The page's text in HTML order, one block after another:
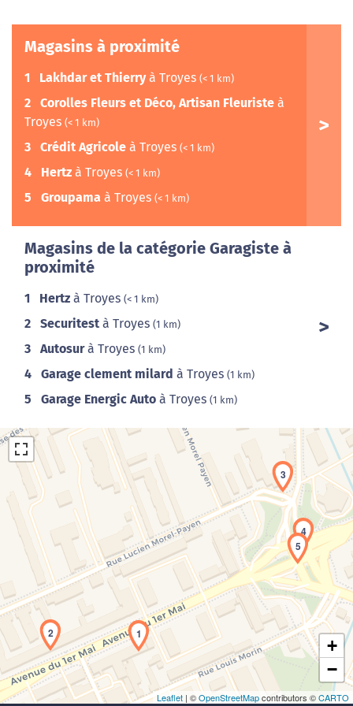
Magasins à proximité
1 Lakhdar et Thierryà Troyes (< 1 km)
2 Corolles Fleurs et Déco, Artisan Fleuriste à
Troyes (< 1 km)
3 Crédit Agricole à Troyes (< 1 km)
4 Hertz à Troyes (< 1 km)
5 Groupama à Troyes (< 1 km)
Magasins de la catégorie Garagiste à
proximité
1 Hertz à Troyes (< 1 km)
2 Securitest à Troyes (1 km)
3 Autosurà Troyes (1 km)
4 Garage clement milard à Troyes (1 km)
5 Garage Energic Auto à Troyes (1 km)
Chargement de la carte en cours...
1
2
3
4
5
+
−
Leaflet | ©OpenStreetMapcontributors ©CARTO